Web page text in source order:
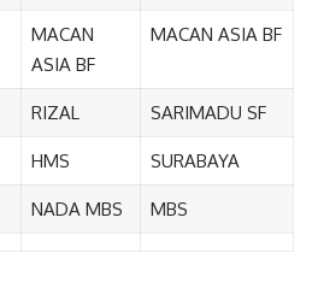
MACAN
ASIA BF
MACAN ASIA BF
RIZAL SARIMADU SF
HMS SURABAYA
NADA MBS MBS